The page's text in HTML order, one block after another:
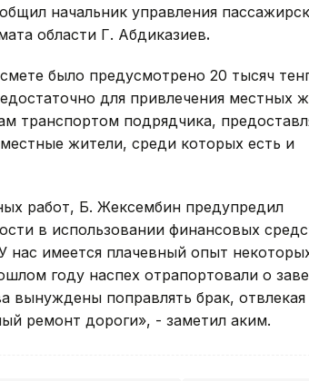
начальник управления
области Г. Абдиказиев.
было предусмотрено 20 тысяч
для привлечения местных
транспортом подрядчика,
жители, среди которых есть и
работ, Б. Жексембин предупредил
в использовании финансовых
нас имеется плачевный опыт
году наспех отрапортовали о
вынуждены поправлять брак, отвлекая
ремонт дороги», - заметил аким.